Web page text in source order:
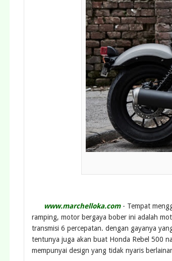
www.marchelloka.com- Tempat
ramping, motor bergaya bober ini adalah
transmisi 6 percepatan. dengan gayanya
tentunya juga akan buat Honda Rebel 500
mempunyai design yang tidak nyaris